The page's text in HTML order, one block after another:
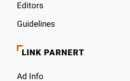
Editors
Guidelines
LINK PARNERT
Ad Info